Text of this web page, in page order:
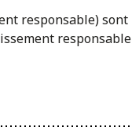
responsable) sont
responsable